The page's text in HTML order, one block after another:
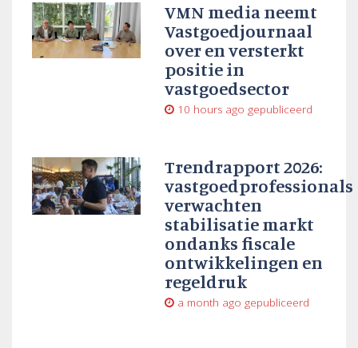
VMN media neemt
Vastgoedjournaal
over en versterkt
positie in
vastgoedsector
10 hours ago gepubliceerd
Trendrapport 2026:
vastgoedprofessionals
verwachten
stabilisatie markt
ondanks fiscale
ontwikkelingen en
regeldruk
a month ago gepubliceerd